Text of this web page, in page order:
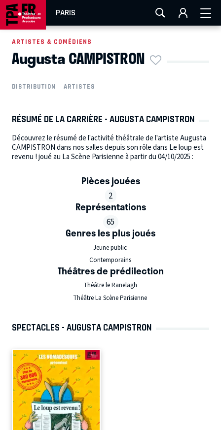
PARIS
AIX-MARSEILLE LA ROCHELLE
EN TOURNÉE
ARTISTES & COMÉDIENS
Augusta CAMPISTRON
DISTRIBUTION ARTISTES
RÉSUMÉ DE LA CARRIÈRE - AUGUSTA CAMPISTRON
Découvrez le résumé de l'activité théâtrale de l'artiste Augusta
CAMPISTRON dans nos salles depuis son rôle dans Le loup est
revenu ! joué au La Scène Parisienne à partir du 04/10/2025 :
Pièces jouées
2
Représentations
65
Genres les plus joués
Jeune public
Contemporains
Théâtres de prédilection
Théâtre le Ranelagh
Théâtre La Scène Parisienne
SPECTACLES - AUGUSTA CAMPISTRON